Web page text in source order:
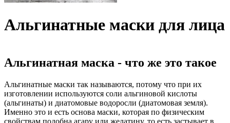
Альгинатные маски для лица
Альгинатная маска - что же это такое
Альгинатные маски так называются, потому что при их
изготовлении используются соли альгиновой кислоты
(альгинаты) и диатомовые водоросли (диатомовая земля).
Именно это и есть основа маски, которая по физическим
свойствам подобна агару или желатину, то есть застывает в